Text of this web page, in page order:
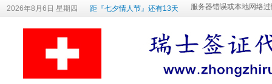
2026年8月6日 星期四 距『七夕情人节』还有13天